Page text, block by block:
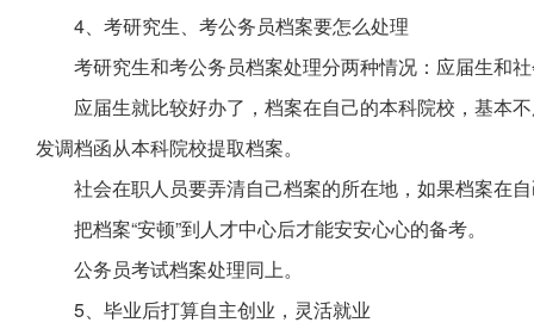
4、考研究生、考公务员档案要怎么处理
考研究生和考公务员档案处理分两种情况：应届生和
应届生就比较好办了，档案在自己的本科院校，基本
发调档函从本科院校提取档案。
社会在职人员要弄清自己档案的所在地，如果档案在
把档案“安顿”到人才中心后才能安安心心的备考。
公务员考试档案处理同上。
5、毕业后打算自主创业，灵活就业